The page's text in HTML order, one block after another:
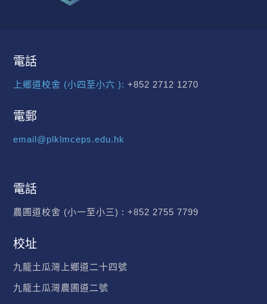
電話
上鄉道校舍 (小四至小六 ): +852 2712 1270
電郵
email@plklmceps.edu.hk
電話
農圃道校舍 (小一至小三) : +852 2755 7799
校址
九龍土瓜灣上鄉道二十四號
九龍土瓜灣農圃道二號